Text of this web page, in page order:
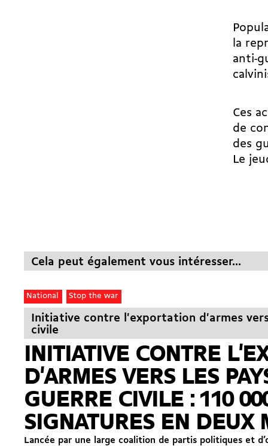
la
anti-
Ces
de
des
Le
Cela peut également vous intéresser...
National Stop the war
Initiative contre l'exportation d'armes
civile
INITIATIVE CONTRE
D'ARMES VERS LES
GUERRE CIVILE : 110
SIGNATURES EN DEUX
Lancée par une large coalition de partis politiques et